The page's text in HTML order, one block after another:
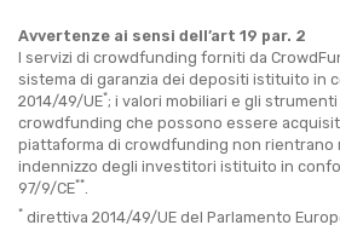
Avvertenze ai sensi dell’art 19 par. 2
I servizi di crowdfunding forniti da
sistema di garanzia dei depositi istituito in
2014/49/UE*; i valori mobiliari e gli
crowdfunding che possono essere
piattaforma di crowdfunding non rientrano
indennizzo degli investitori istituito in
97/9/CE**
* direttiva 2014/49/UE del Parlamento